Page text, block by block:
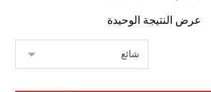
عرض النتيجة الوحيدة